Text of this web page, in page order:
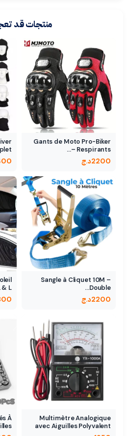
منتجات قد
Gants de Moto Pro-Biker
Respirants –…
2200د.ج
-…
Sangle à Cliquet 10M –
Double…
2200د.ج
L…
Multimètre Analogique
avec Aiguilles Polyvalent
À